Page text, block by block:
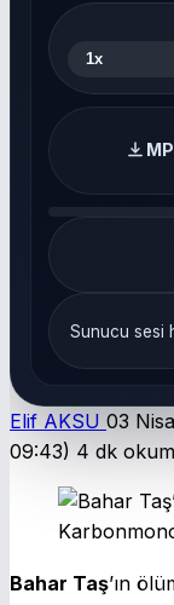
Sunucu sesi
Elif AKSU 03
09:43) 4 dk
Bahar Taş’ın